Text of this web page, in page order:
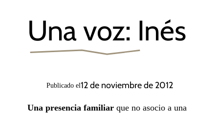
Una voz: Inés
Publicado el12 de noviembre de 2012
Una presencia familiar que no asocio a una